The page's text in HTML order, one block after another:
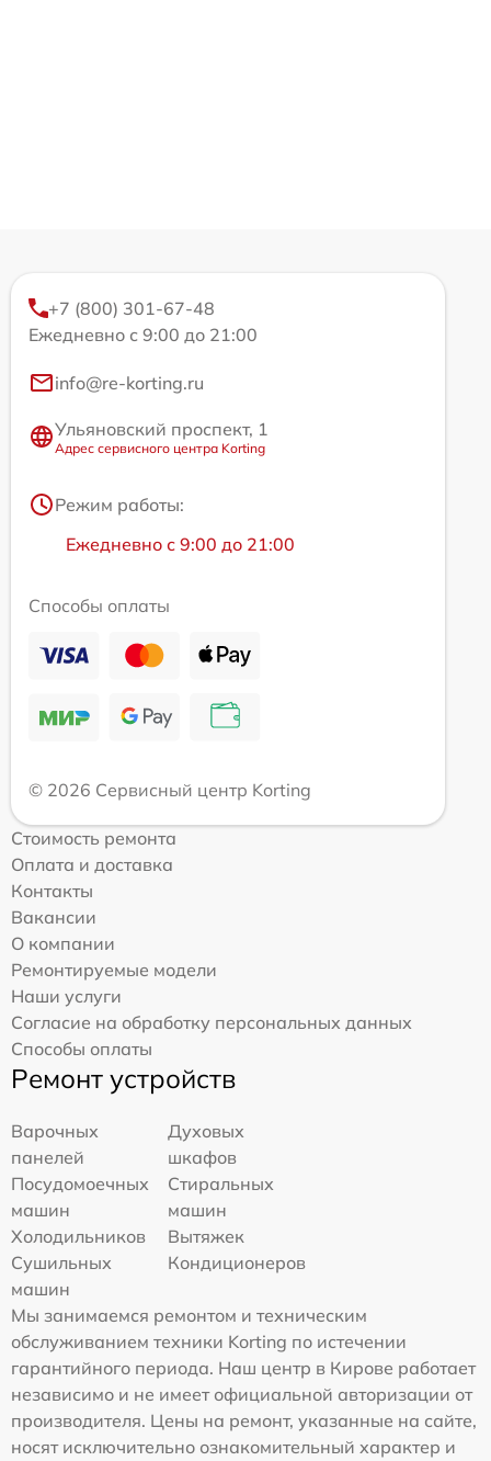
+7 (800) 301-67-48
Ежедневно с 9:00 до 21:00
info@re-korting.ru
Ульяновский проспект, 1
Адрес сервисного центра Korting
Режим работы:
Ежедневно с 9:00 до 21:00
Способы оплаты
© 2026 Сервисный центр Korting
Стоимость ремонта
Оплата и доставка
Контакты
Вакансии
О компании
Ремонтируемые модели
Наши услуги
Согласие на обработку персональных данных
Способы оплаты
Ремонт устройств
Варочных
панелей
Духовых
шкафов
Посудомоечных
машин
Стиральных
машин
Холодильников
Вытяжек
Сушильных
машин
Кондиционеров
Мы занимаемся ремонтом и техническим
обслуживанием техники Korting по истечении
гарантийного периода. Наш центр в Кирове работает
независимо и не имеет официальной авторизации от
производителя. Цены на ремонт, указанные на сайте,
носят исключительно ознакомительный характер и